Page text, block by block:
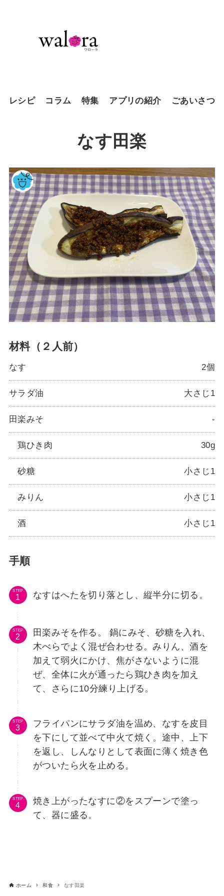
レシピ コラム 特集 アプリの紹介 ごあいさつ
なす田楽
材料（２人前）
なす 2個
サラダ油 大さじ1
田楽みそ -
鶏ひき肉 30g
砂糖 小さじ1
みりん 小さじ1
酒 小さじ1
手順
STEP なすはへたを切り落とし、縦半分に切る。
STEP
田楽みそを作る。 鍋にみそ、砂糖を入れ、
木べらでよく混ぜ合わせる。みりん、酒を
加えて弱火にかけ、焦がさないように混
ぜ、全体に火が通ったら鶏ひき肉を加え
て、さらに10分練り上げる。
STEP
フライパンにサラダ油を温め、なすを皮目
を下にして並べて中火て焼く。途中、上下
を返し、しんなりとして表面に薄く焼き色
がついたら火を止める。
STEP
焼き上がったなすに②をスプーンで塗っ
て、器に盛る。
ホーム 和食 なす田楽